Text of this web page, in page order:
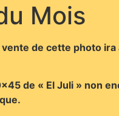
Mois
de cette photo
de « El Juli » non